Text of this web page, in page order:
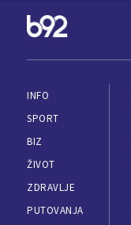
INFO
SPORT
BIZ
ŽIVOT
ZDRAVLJE
PUTOVANJA